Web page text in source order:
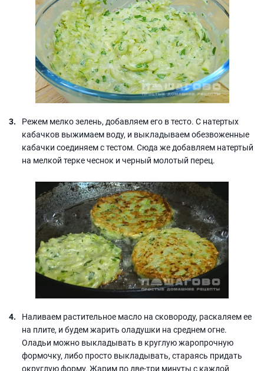
Режем мелко зелень, добавляем его в тесто. С натертых
кабачков выжимаем воду, и выкладываем обезвоженные
кабачки соединяем с тестом. Сюда же добавляем натертый
на мелкой терке чеснок и черный молотый перец.
Наливаем растительное масло на сковороду, раскаляем ее
на плите, и будем жарить оладушки на среднем огне.
Оладьи можно выкладывать в круглую жаропрочную
формочку, либо просто выкладывать, стараясь придать
округлую форму. Жарим по две-три минуты с каждой